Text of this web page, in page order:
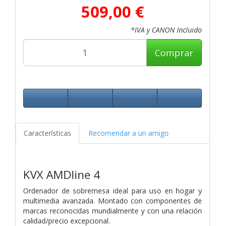
509,00 €
*IVA y CANON Incluido
Comprar
Características Recomendar a un amigo
KVX AMDline 4
Ordenador de sobremesa ideal para uso en hogar y
multimedia avanzada. Montado con componentes de
marcas reconocidas mundialmente y con una relación
calidad/precio excepcional.